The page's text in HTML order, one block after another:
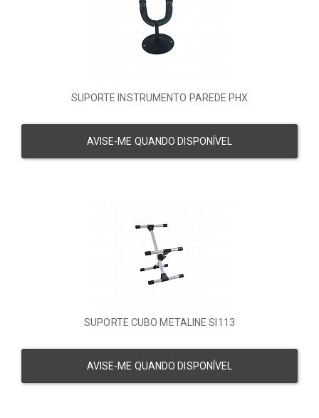
SUPORTE INSTRUMENTO PAREDE PHX
AVISE-ME QUANDO DISPONÍVEL
SUPORTE CUBO METALINE SI113
AVISE-ME QUANDO DISPONÍVEL